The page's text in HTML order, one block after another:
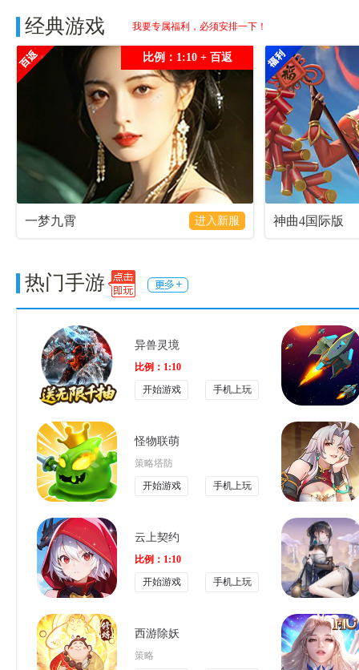
三国传说
最新区服：565服
经典游戏 我要专属福利，必须安排一下！
比例：1:10 + 百返
一梦九霄 进入新服 神曲4国际版
热门手游
异兽灵境
比例：1:10
开始游戏
手机上玩
怪物联萌
策略塔防
开始游戏
手机上玩
云上契约
比例：1:10
开始游戏
手机上玩
西游除妖
策略